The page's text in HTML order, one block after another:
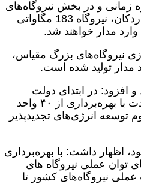
زمانی و در بخش نیروگاه‌های
حرارتی نیروگاه ۳۰۷ مگاواتی کلاس اف سهند، نیروگاه ۱۸۳ مگاواتی چادرملو اردکان، نیروگاه 183 مگاواتی
نیروگاه‌های بزرگ مقیاس،
افزود: در ابتدای دولت
چهاردهم، ظرفیت برق تجدیدپذیر کشور حدود ۱۲۰۰ مگاوات بود، اما در این مدت با بهره‌برداری از ۴۰ واحد
توسعه انرژی‌های تجدیدپذیر
اظهار داشت: با بهره‌برداری
توان عملی نیروگاه های
عملی نیروگاه‌های کشور تا